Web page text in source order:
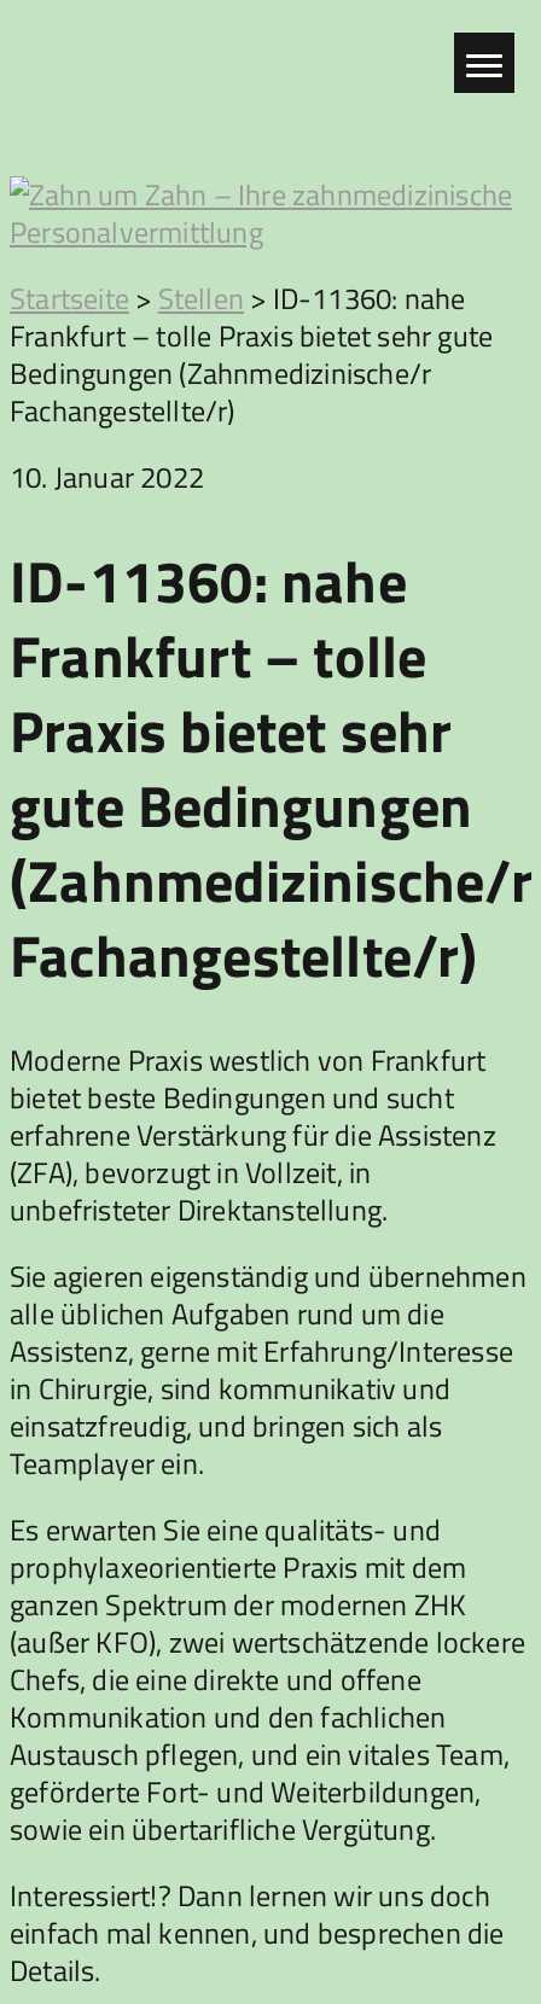
Zahn
um
Zahn
Startseite > Stellen > ID-11360: nahe
Frankfurt – tolle Praxis bietet sehr gute
Bedingungen (Zahnmedizinische/r
Fachangestellte/r)
10. Januar 2022
ID-11360: nahe
Frankfurt – tolle
Praxis bietet sehr
gute Bedingungen
(Zahnmedizinische/r
Fachangestellte/r)
Moderne Praxis westlich von Frankfurt
bietet beste Bedingungen und sucht
erfahrene Verstärkung für die Assistenz
(ZFA), bevorzugt in Vollzeit, in
unbefristeter Direktanstellung.
Sie agieren eigenständig und übernehmen
alle üblichen Aufgaben rund um die
Assistenz, gerne mit Erfahrung/Interesse
in Chirurgie, sind kommunikativ und
einsatzfreudig, und bringen sich als
Teamplayer ein.
Es erwarten Sie eine qualitäts- und
prophylaxeorientierte Praxis mit dem
ganzen Spektrum der modernen ZHK
(außer KFO), zwei wertschätzende lockere
Chefs, die eine direkte und offene
Kommunikation und den fachlichen
Austausch pflegen, und ein vitales Team,
geförderte Fort- und Weiterbildungen,
sowie ein übertarifliche Vergütung.
Interessiert!? Dann lernen wir uns doch
einfach mal kennen, und besprechen die
Details.